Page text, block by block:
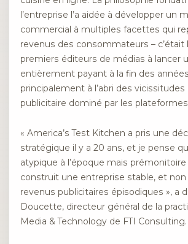
l’entreprise l’a aidée à développer un
commercial à multiples facettes qui
revenus des consommateurs – c’était
premiers éditeurs de médias à lancer
entièrement payant à la fin des
principalement à l’abri des
publicitaire dominé par les
« America’s Test Kitchen a pris une
stratégique il y a 20 ans, et je pense
atypique à l’époque mais prémonitoire
construit une entreprise stable, et
revenus publicitaires épisodiques », a
Doucette, directeur général de la
Media & Technology de FTI Consulting.